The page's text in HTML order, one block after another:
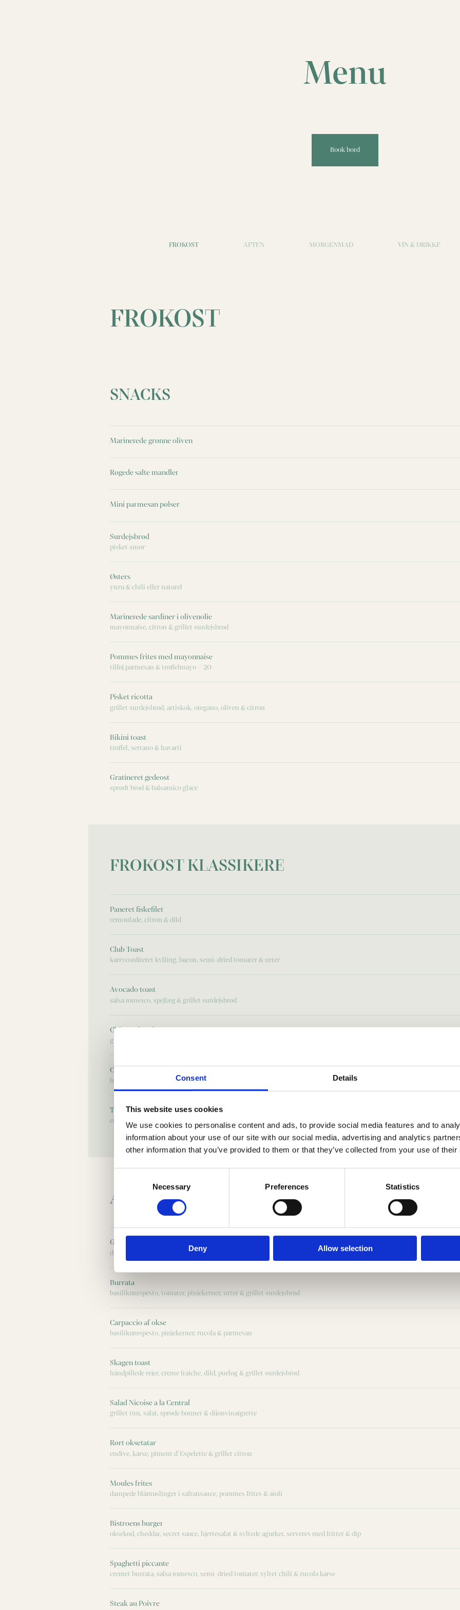
Consent Details
This website uses cookies
We use cookies to personalise content and ads, to provide social media features and to
information about your use of our site with our social media, advertising and analytics
other information that you’ve provided to them or that they’ve collected from your use of
Necessary Preferences Statistics
Deny Allow selection
Menu
Book bord
FROKOST AFTEN MORGENMAD VIN & DRIKKE
FROKOST
SNACKS
Marinerede grønne oliven
Røgede salte mandler
Mini parmesan pølser
Surdejsbrød
pisket smør
Østers
yuzu & chili eller naturel
Marinerede sardiner i olivenolie
mayonnaise, citron & grillet surdejsbrød
Pommes frites med mayonnaise
tilføj parmesan & trøffelmayo + 20
Pisket ricotta
grillet surdejsbrød, artiskok, oregano, oliven & citron
Bikini toast
trøffel, serrano & havarti
Gratineret gedeost
sprødt brød & balsamico glace
FROKOST KLASSIKERE
Paneret fiskefilet
remoulade, citron & dild
Club Toast
karryconfiteret kylling, bacon, semi-dried tomater & urter
Avocado toast
salsa romesco, spejlæg & grillet surdejsbrød
Chèvre chaud
gratineret gedeost, salat, valnødder, balsamico & bær
Cæsar salat
hjertesalat, parmesan, croûtoner & confiteret kylling
Tatar frites
endive, karse, piment d’Espelette & grillet citron serveres med fritter & dip
A LA CARTE
Grønne bønner
dijonvinaigrette, mandler & karse
Burrata
basilikumspesto, tomater, pinjekerner, urter & grillet surdejsbrød
Carpaccio af okse
basilikumspesto, pinjekerner, rucola & parmesan
Skagen toast
håndpillede rejer, creme fraiche, dild, purløg & grillet surdejsbrød
Salad Nicoise a la Central
grillet tun, salat, sprøde bønner & dijonvinaigrette
Rørt oksetatar
endive, karse, piment d’Espelette & grillet citron
Moules frites
dampede blåmuslinger i safransauce, pommes frites & aioli
Bistroens burger
oksekød, cheddar, secret sauce, hjertesalat & syltede agurker. serveres med fritter & dip
Spaghetti piccante
cremet burrata, salsa romesco, semi-dried tomater, syltet chili & rucola karse
Steak au Poivre